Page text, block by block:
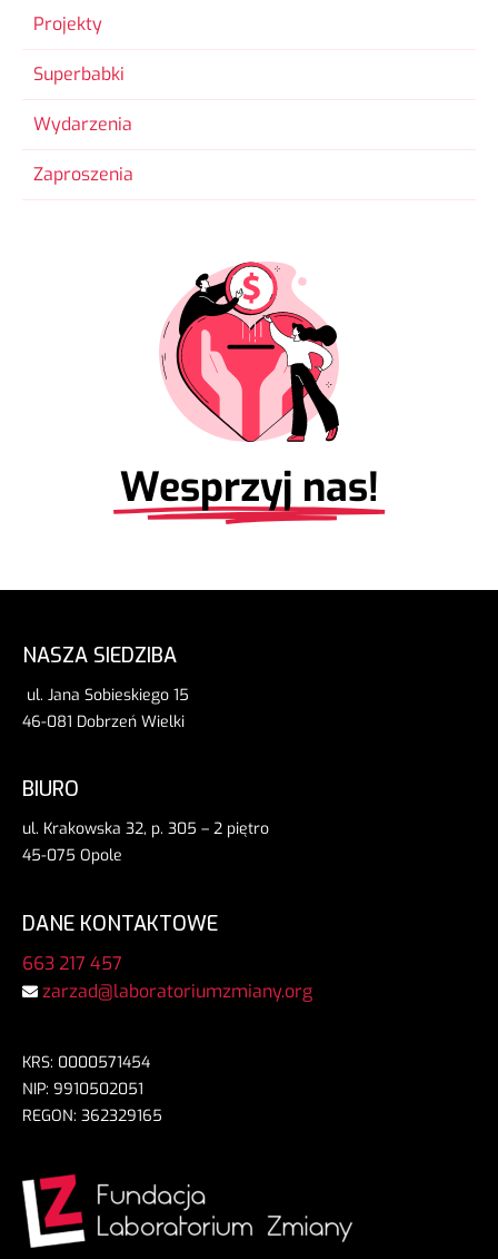
Projekty
Superbabki
Wydarzenia
Zaproszenia
Wesprzyj nas!
NASZA SIEDZIBA
ul. Jana Sobieskiego 15
46-081 Dobrzeń Wielki
BIURO
ul. Krakowska 32, p. 305 – 2 piętro
45-075 Opole
DANE KONTAKTOWE
663 217 457
zarzad@laboratoriumzmiany.org
KRS: 0000571454
NIP: 9910502051
REGON: 362329165